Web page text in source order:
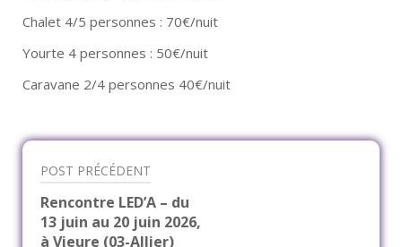
Chalet 4/5 personnes : 70€/nuit
Yourte 4 personnes : 50€/nuit
Caravane 2/4 personnes 40€/nuit
Navigation
POST PRÉCÉDENT
Rencontre LED’A – du
13 juin au 20 juin 2026,
à Vieure (03-Allier)